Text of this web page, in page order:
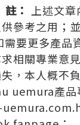
註：
上述文
參考之用；
需要更多產品
相關專業意
，本人概不
uemura產品